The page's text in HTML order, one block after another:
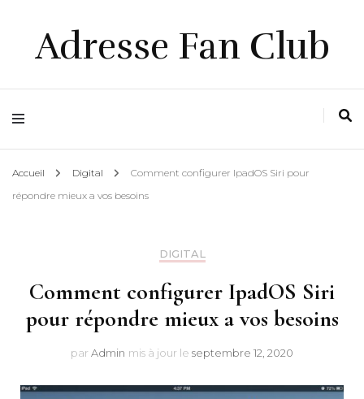
Adresse Fan Club
Accueil Digital
Comment configurer IpadOS Siri pour
répondre mieux a vos besoins
DIGITAL
Comment configurer IpadOS Siri
pour répondre mieux a vos besoins
par Admin mis à jour le septembre 12, 2020